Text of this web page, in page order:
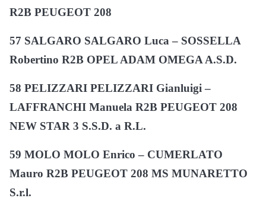
R2B PEUGEOT 208
57 SALGARO SALGARO Luca – SOSSELLA
Robertino R2B OPEL ADAM OMEGA A.S.D.
58 PELIZZARI PELIZZARI Gianluigi –
LAFFRANCHI Manuela R2B PEUGEOT 208
NEW STAR 3 S.S.D. a R.L.
59 MOLO MOLO Enrico – CUMERLATO
Mauro R2B PEUGEOT 208 MS MUNARETTO
S.r.l.